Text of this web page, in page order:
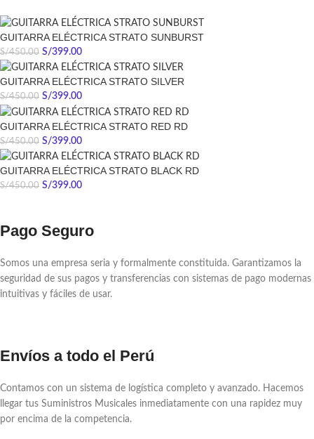
GUITARRA ELÉCTRICA STRATO SUNBURST
S/450.00 S/399.00
GUITARRA ELÉCTRICA STRATO SILVER
S/450.00 S/399.00
GUITARRA ELÉCTRICA STRATO RED RD
S/450.00 S/399.00
GUITARRA ELÉCTRICA STRATO BLACK RD
S/450.00 S/399.00
Pago Seguro
Somos una empresa seria y formalmente constituida. Garantizamos la
seguridad de sus pagos y transferencias con sistemas de pago modernas
intuitivas y fáciles de usar.
Envíos a todo el Perú
Contamos con un sistema de logística completo y avanzado. Hacemos
llegar tus Suministros Musicales inmediatamente con una rapidez muy
por encima de la competencia.